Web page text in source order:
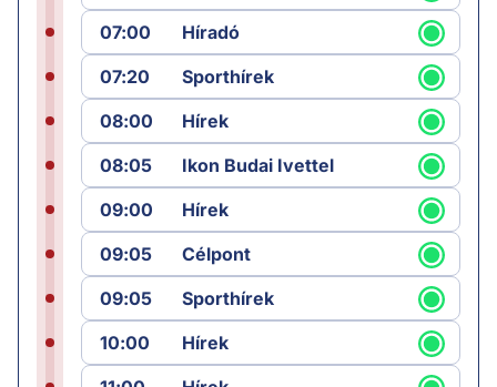
07:00
Híradó
07:20
Sporthírek
08:00
Hírek
08:05
Ikon Budai Ivettel
09:00
Hírek
09:05
Célpont
09:05
Sporthírek
10:00
Hírek